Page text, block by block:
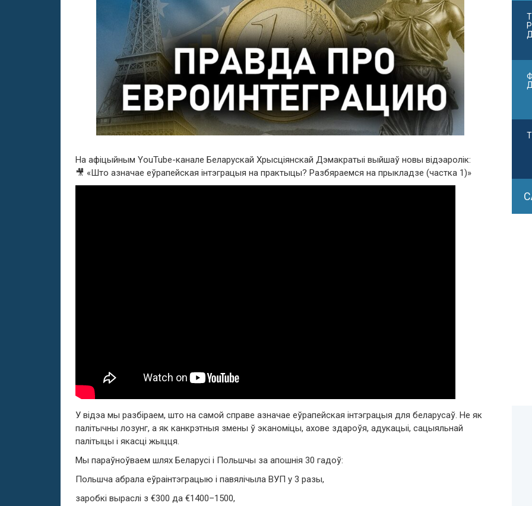
На афіцыйным YouTube-канале Беларускай Хрысціянскай Дэмакратыі выйшаў новы відэаролік:
🎥 «Што азначае еўрапейская інтэграцыя на практыцы? Разбяраемся на прыкладзе (частка 1)»
У відэа мы разбіраем, што на самой справе азначае еўрапейская інтэграцыя для беларусаў. Не як
палітычны лозунг, а як канкрэтныя змены ў эканоміцы, ахове здароўя, адукацыі, сацыяльнай
палітыцы і якасці жыцця.
Мы параўноўваем шлях Беларусі і Польшчы за апошнія 30 гадоў:
Польшча абрала еўраінтэграцыю і павялічыла ВУП у 3 разы,
заробкі выраслі з €300 да €1400–1500,